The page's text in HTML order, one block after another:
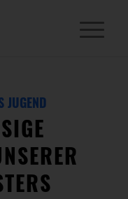
JUGEND